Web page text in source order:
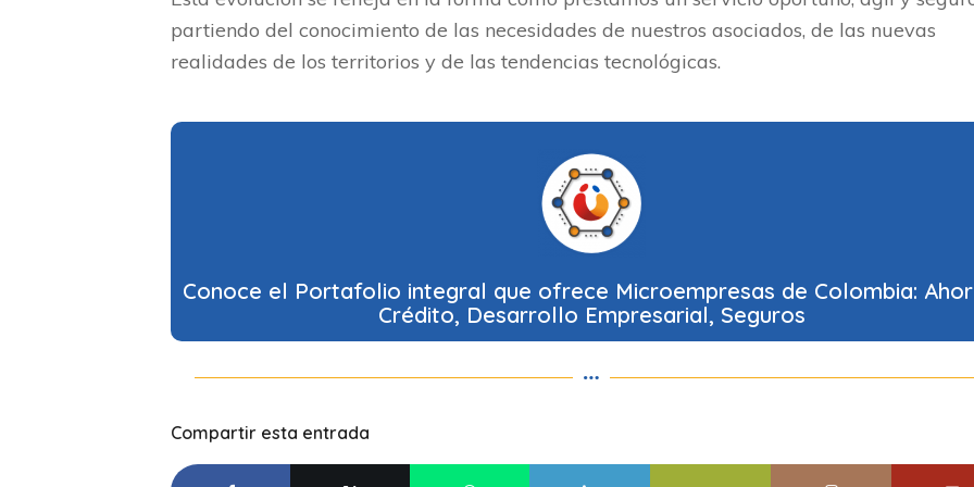
partiendo del conocimiento de las necesidades de nuestros asociados, de las nuevas
realidades de los territorios y de las tendencias tecnológicas.
Conoce el Portafolio integral que ofrece Microempresas de Colombia:
Crédito, Desarrollo Empresarial, Seguros
Compartir esta entrada